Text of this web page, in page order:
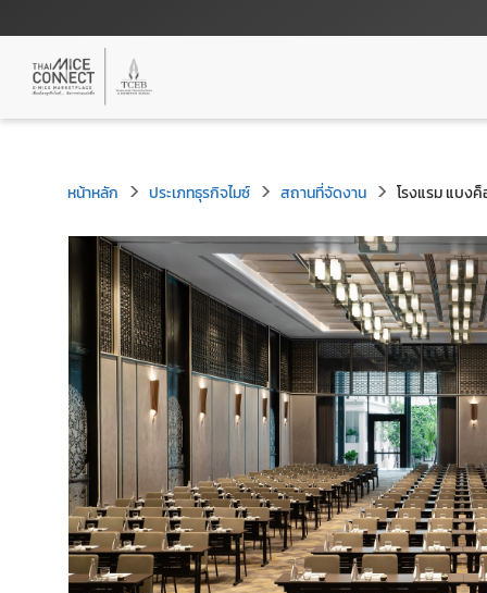
หน้าหลัก ประเภทธุรกิจไมซ์ สถานที่จัดงาน โรงแรม แบง